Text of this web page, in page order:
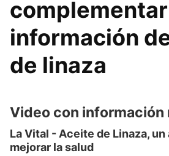
información
de linaza
Video con información
La Vital - Aceite de Linaza, un
mejorar la salud